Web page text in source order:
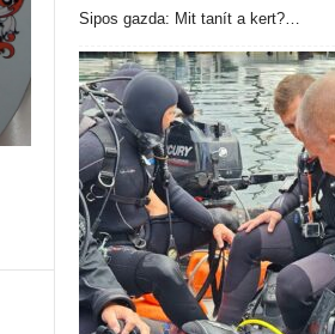
Sipos gazda: Mit tanít a kert?…